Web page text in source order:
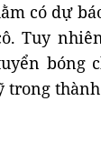
có dự
Tuy
bóng
trong